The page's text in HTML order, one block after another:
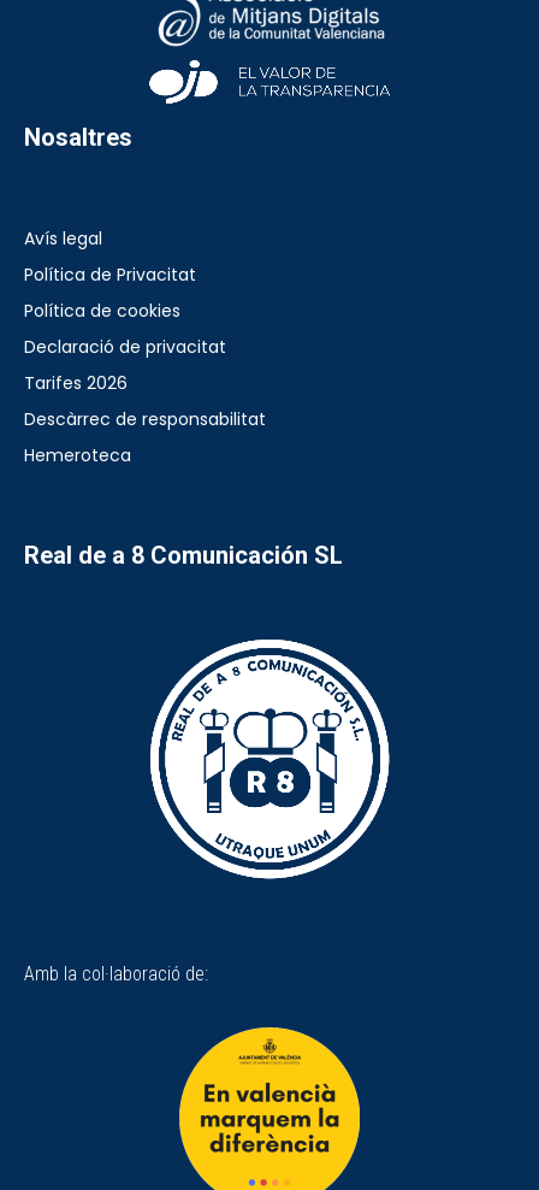
Nosaltres
Avís legal
Política de Privacitat
Política de cookies
Declaració de privacitat
Tarifes 2026
Descàrrec de responsabilitat
Hemeroteca
Real de a 8 Comunicación SL
Amb la col·laboració de: